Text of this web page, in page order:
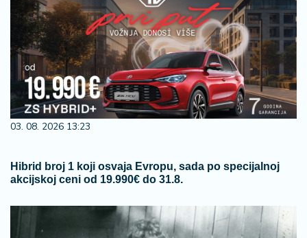
03. 08. 2026 13:23
Hibrid broj 1 koji osvaja Evropu, sada po specijalnoj
akcijskoj ceni od 19.990€ do 31.8.